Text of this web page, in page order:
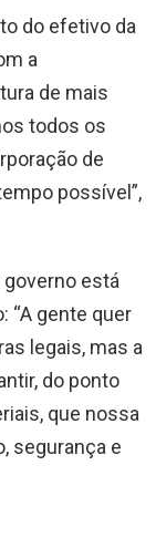
do efetivo da
a
de mais
todos os
de
possível”,
está
“A gente quer
legais, mas a
do ponto
que nossa
segurança e